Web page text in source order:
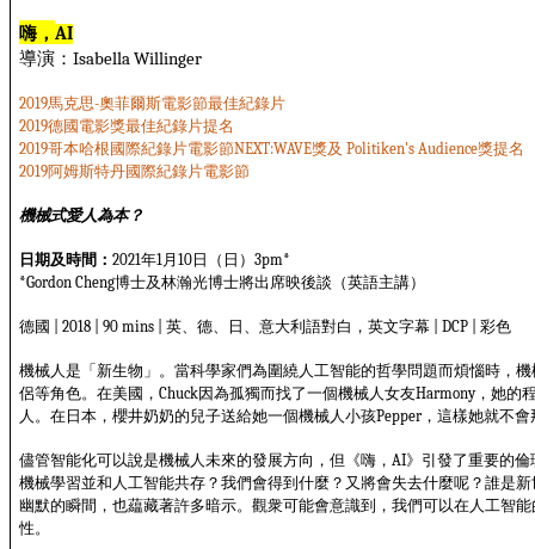
嗨，AI
導演：Isabella Willinger
2019馬克思-奧菲爾斯電影節最佳紀錄片
2019德國電影獎最佳紀錄片提名
2019哥本哈根國際紀錄片電影節NEXT:WAVE獎及 Politiken's Audience獎提名
2019阿姆斯特丹國際紀錄片電影節
機械式愛人為本？
日期及時間：2021年1月10日（日）3pm*
*Gordon Cheng博士及林瀚光博士將出席映後談（英語主講）
德國 | 2018 | 90 mins |英、德、日、意大利語對白，英文字幕 | DCP |彩色
機械人是「新生物」。當科學家們為圍繞人工智能的哲學問題而煩惱時，
侶等角色。在美國，Chuck因為孤獨而找了一個機械人女友Harmony，她的
人。在日本，櫻井奶奶的兒子送給她一個機械人小孩Pepper ，這樣她就不
儘管智能化可以說是機械人未來的發展方向，但《嗨，AI》引發了重要的
機械學習並和人工智能共存？我們會得到什麼？又將會失去什麼呢？誰是
幽默的瞬間，也藴藏著許多暗示。觀衆可能會意識到，我們可以在人工智
性。